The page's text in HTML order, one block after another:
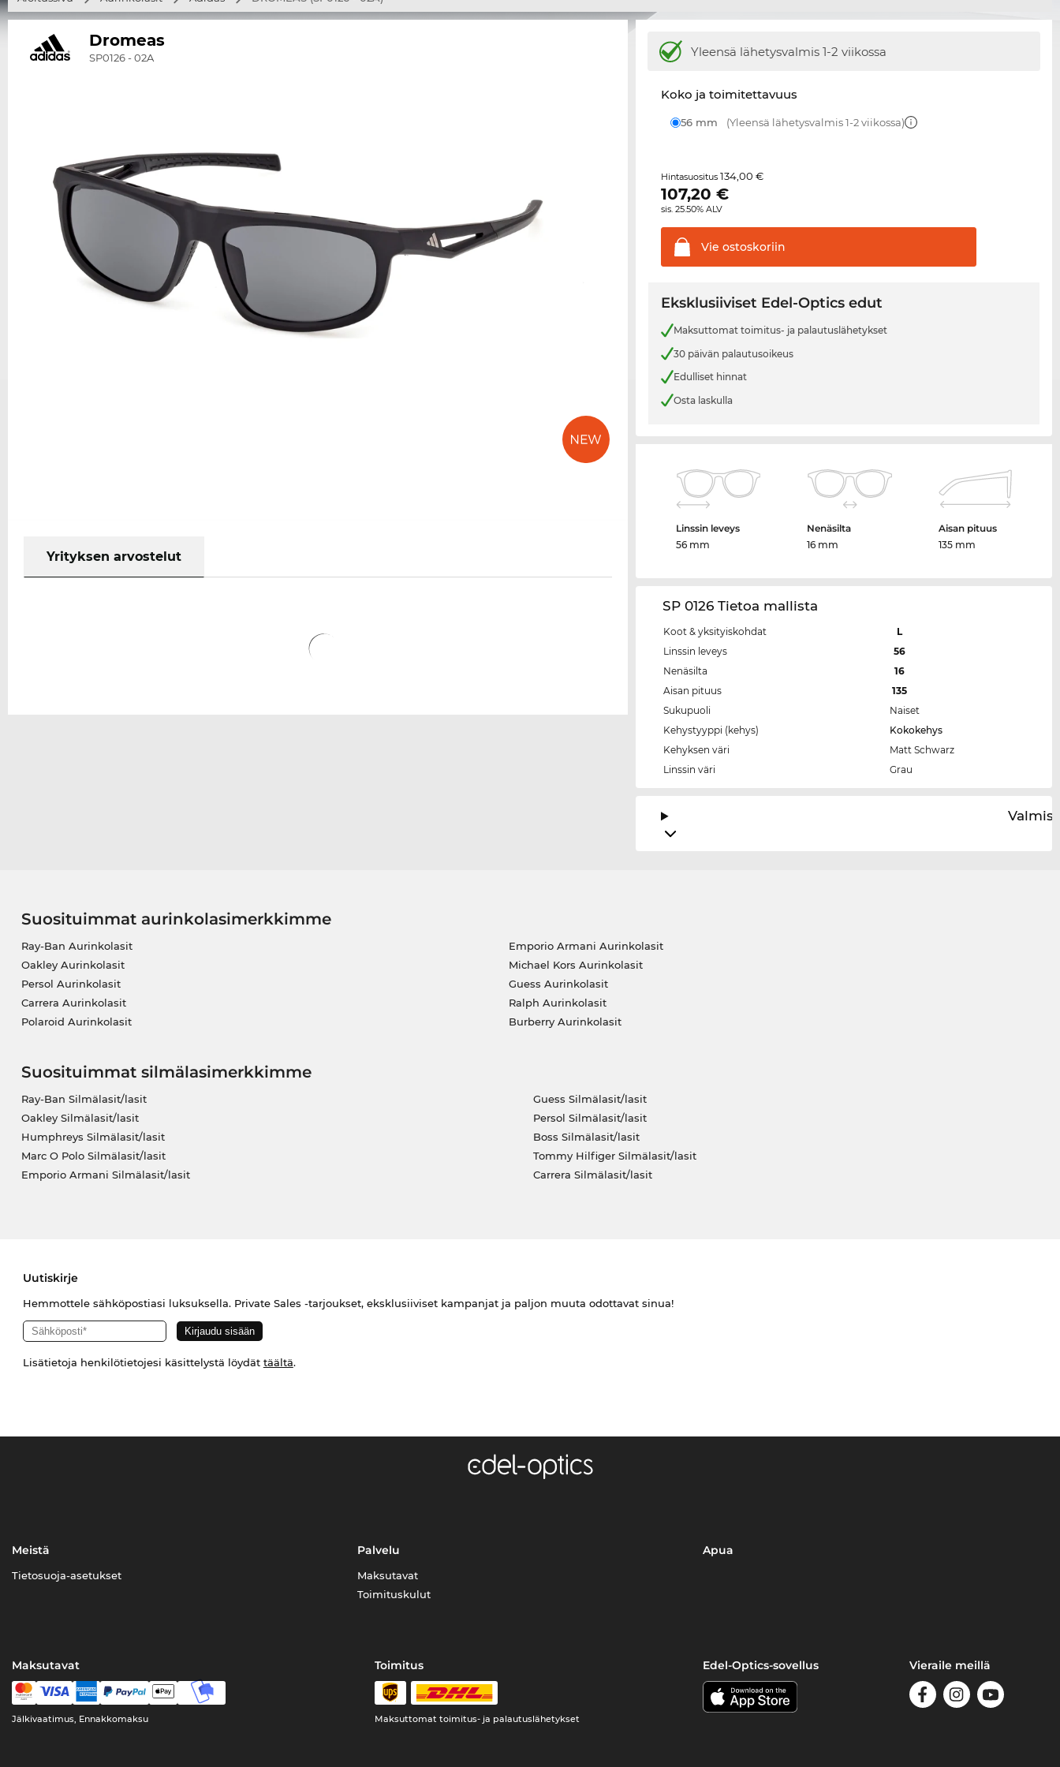
Dromeas
SP0126 - 02A
Yrityksen arvostelut
Yleensä lähetysvalmis1-2 viikossa
Koko ja toimitettavuus
56 mm (Yleensä lähetysvalmis 1-2 viikossa)
Hintasuositus134,00 €
107,20 €
sis. 25.50% ALV
Vie ostoskoriin
Eksklusiiviset Edel-Optics edut
Maksuttomat toimitus- ja palautuslähetykset
30 päivän palautusoikeus
Edulliset hinnat
Osta laskulla
Linssin leveys
56 mm
Nenäsilta
16 mm
Aisan pituus
135 mm
SP 0126 Tietoa mallista
Koot & yksityiskohdat
L
Linssin leveys
56
Nenäsilta
16
Aisan pituus
135
Sukupuoli
Naiset
Kehystyyppi (kehys)
Kokokehys
Kehyksen väri
Matt Schwarz
Linssin väri
Grau
Suosituimmat aurinkolasimerkkimme
Ray-Ban Aurinkolasit
Oakley Aurinkolasit
Persol Aurinkolasit
Carrera Aurinkolasit
Polaroid Aurinkolasit
Emporio Armani Aurinkolasit
Michael Kors Aurinkolasit
Guess Aurinkolasit
Ralph Aurinkolasit
Burberry Aurinkolasit
Suosituimmat silmälasimerkkimme
Ray-Ban Silmälasit/lasit
Oakley Silmälasit/lasit
Humphreys Silmälasit/lasit
Marc O Polo Silmälasit/lasit
Emporio Armani Silmälasit/lasit
Guess Silmälasit/lasit
Persol Silmälasit/lasit
Boss Silmälasit/lasit
Tommy Hilfiger Silmälasit/lasit
Carrera Silmälasit/lasit
Uutiskirje
Hemmottele sähköpostiasi luksuksella. Private Sales -tarjoukset, eksklusiiviset kampanjat ja paljon muuta odottavat sinua!
Lisätietoja henkilötietojesi käsittelystä löydät täältä.
Meistä
Tietosuoja-asetukset
Palvelu
Maksutavat
Toimituskulut
Apua
Maksutavat
Jälkivaatimus, Ennakkomaksu
Toimitus
Maksuttomat toimitus- ja palautuslähetykset
Edel-Optics-sovellus Vieraile meillä